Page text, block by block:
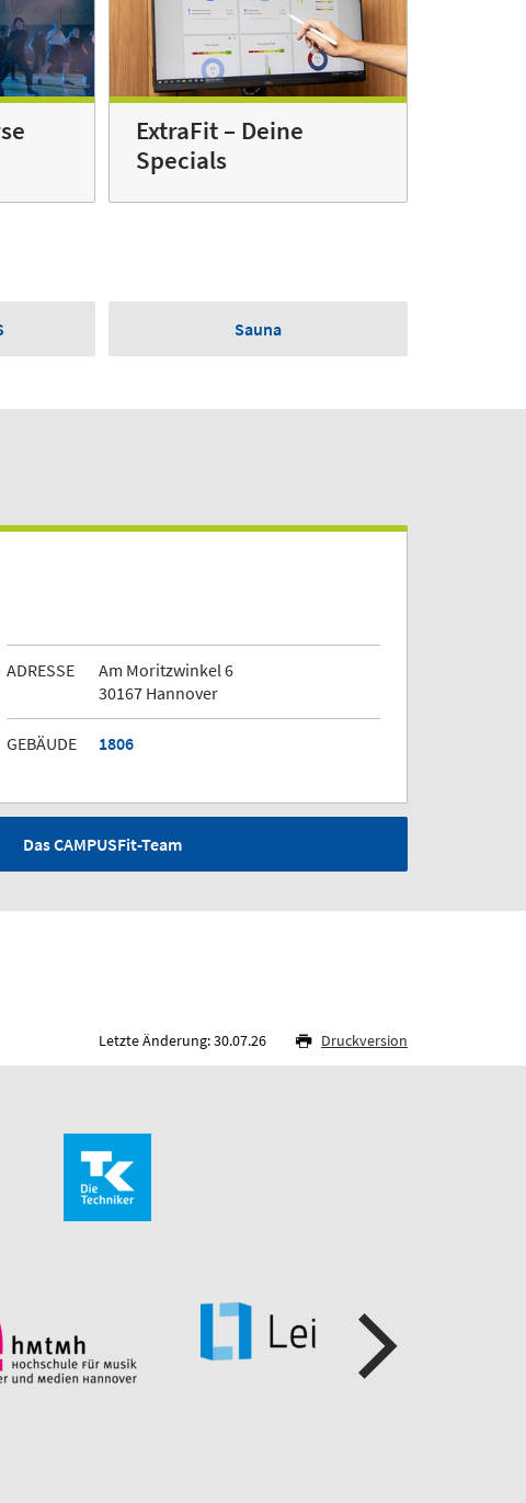
ExtraFit – Deine
Specials
Sauna
ADRESSE
Am Moritzwinkel 6
30167 Hannover
GEBÄUDE 1806
Das CAMPUSFit-Team
Letzte Änderung: 30.07.26 Druckversion